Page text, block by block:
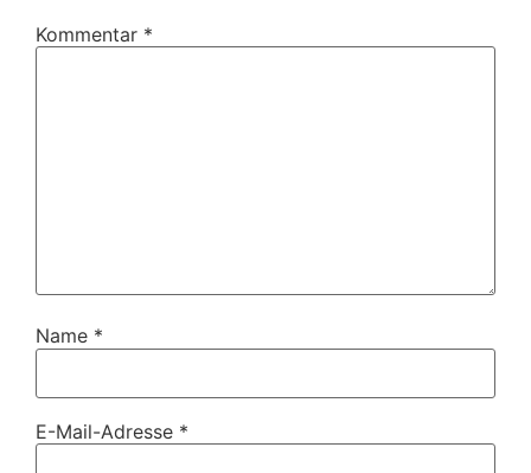
Kommentar *
Name *
E-Mail-Adresse *